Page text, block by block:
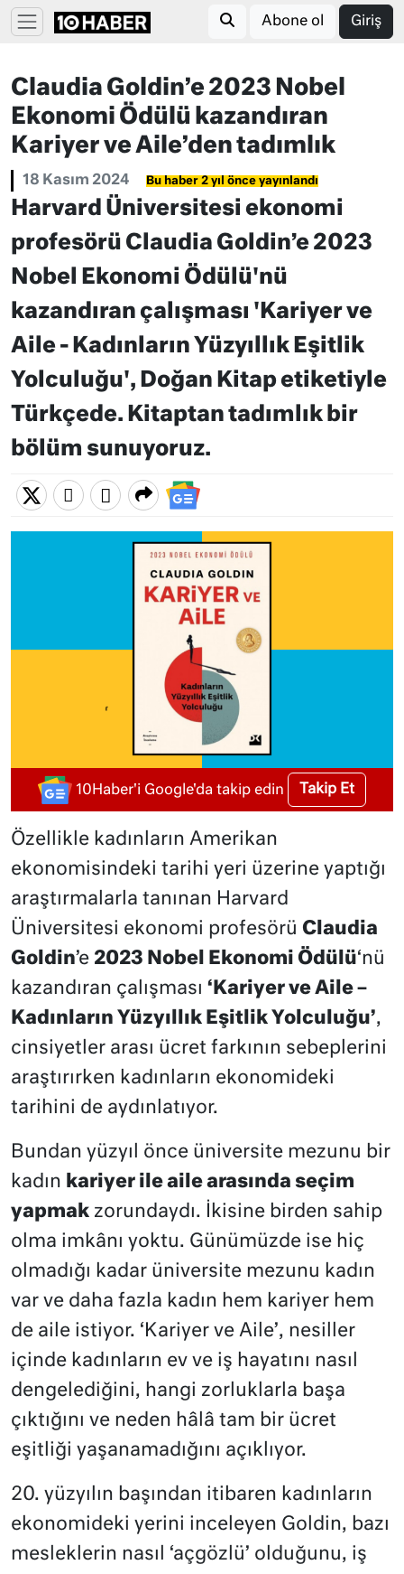
Abone ol Giriş
Claudia Goldin’e 2023 Nobel
Ekonomi Ödülü kazandıran
Kariyer ve Aile’den tadımlık
18 Kasım 2024 Bu haber 2 yıl önce yayınlandı
Harvard Üniversitesi ekonomi
profesörü Claudia Goldin’e 2023
Nobel Ekonomi Ödülü'nü
kazandıran çalışması 'Kariyer ve
Aile - Kadınların Yüzyıllık Eşitlik
Yolculuğu', Doğan Kitap etiketiyle
Türkçede. Kitaptan tadımlık bir
bölüm sunuyoruz.
10Haber'i Google'da takip edin Takip Et
Özellikle kadınların Amerikan
ekonomisindeki tarihi yeri üzerine yaptığı
araştırmalarla tanınan Harvard
Üniversitesi ekonomi profesörü Claudia
Goldin’e 2023 Nobel Ekonomi Ödülü‘nü
kazandıran çalışması ‘Kariyer ve Aile –
Kadınların Yüzyıllık Eşitlik Yolculuğu’,
cinsiyetler arası ücret farkının sebeplerini
araştırırken kadınların ekonomideki
tarihini de aydınlatıyor.
Bundan yüzyıl önce üniversite mezunu bir
kadın kariyer ile aile arasında seçim
yapmak zorundaydı. İkisine birden sahip
olma imkânı yoktu. Günümüzde ise hiç
olmadığı kadar üniversite mezunu kadın
var ve daha fazla kadın hem kariyer hem
de aile istiyor. ‘Kariyer ve Aile’, nesiller
içinde kadınların ev ve iş hayatını nasıl
dengelediğini, hangi zorluklarla başa
çıktığını ve neden hâlâ tam bir ücret
eşitliği yaşanamadığını açıklıyor.
20. yüzyılın başından itibaren kadınların
ekonomideki yerini inceleyen Goldin, bazı
mesleklerin nasıl ‘açgözlü’ olduğunu, iş